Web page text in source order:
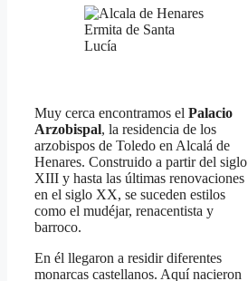
Ermita de Santa
Lucía
Muy cerca encontramos el Palacio
Arzobispal, la residencia de los
arzobispos de Toledo en Alcalá de
Henares. Construido a partir del siglo
XIII y hasta las últimas renovaciones
en el siglo XX, se suceden estilos
como el mudéjar, renacentista y
barroco.
En él llegaron a residir diferentes
monarcas castellanos. Aquí nacieron